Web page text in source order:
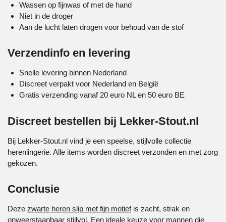
Wassen op fijnwas of met de hand
Niet in de droger
Aan de lucht laten drogen voor behoud van de stof
Verzendinfo en levering
Snelle levering binnen Nederland
Discreet verpakt voor Nederland en België
Gratis verzending vanaf 20 euro NL en 50 euro BE
Discreet bestellen bij Lekker-Stout.nl
Bij Lekker-Stout.nl vind je een speelse, stijlvolle collectie
herenlingerie. Alle items worden discreet verzonden en met zorg
gekozen.
Conclusie
Deze zwarte heren slip met fijn motiefis zacht, strak en
onweerstaanbaar stijlvol. Een ideale keuze voor mannen die